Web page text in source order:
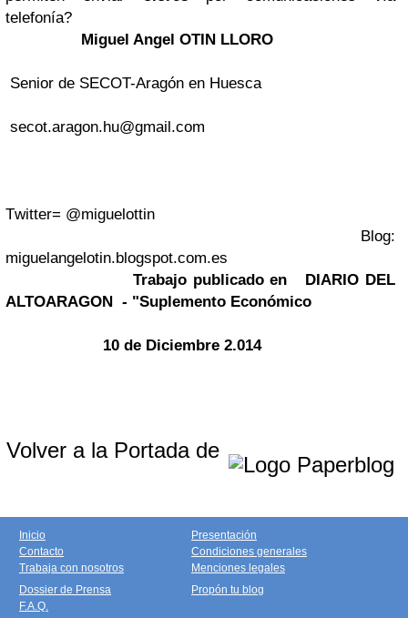
telefonía?
Miguel Angel OTIN LLORO
Senior de SECOT-Aragón en Huesca
secot.aragon.hu@gmail.com
Twitter= @miguelottin
Blog:
miguelangelotin.blogspot.com.es
Trabajo publicado en DIARIO DEL
ALTOARAGON - "Suplemento Económico
10 de Diciembre 2.014
Volver a la Portada de
Inicio
Contacto
Trabaja con nosotros
Presentación
Condiciones generales
Menciones legales
Dossier de Prensa
F.A.Q.
Propón tu blog